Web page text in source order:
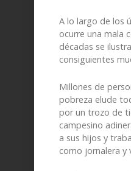
A lo largo de los
ocurre una mala
décadas se
consiguientes
Millones de
pobreza elude
por un trozo de
campesino
a sus hijos y
como jornalera y